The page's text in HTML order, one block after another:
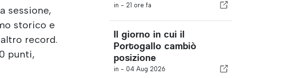
sessione,
storico e
record.
punti,
in - 21 ore fa
Il giorno in cui il
Portogallo cambiò
posizione
in - 04 Aug 2026